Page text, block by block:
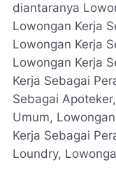
diantaranya
Lowongan Kerja
Lowongan Kerja
Lowongan Kerja
Kerja Sebagai
Sebagai
Umum,
Kerja Sebagai
Loundry,